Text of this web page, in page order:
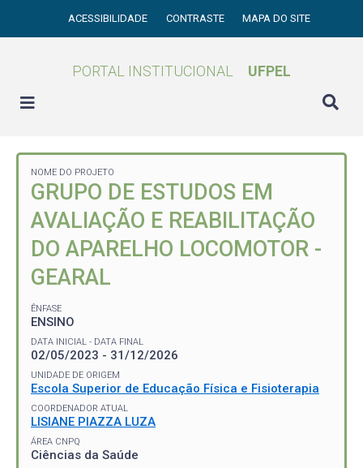
ACESSIBILIDADE CONTRASTE MAPA DO SITE
PORTAL INSTITUCIONAL UFPEL
NOME DO PROJETO
GRUPO DE ESTUDOS EM
AVALIAÇÃO E REABILITAÇÃO
DO APARELHO LOCOMOTOR -
GEARAL
ÊNFASE
ENSINO
DATA INICIAL - DATA FINAL
02/05/2023 - 31/12/2026
UNIDADE DE ORIGEM
Escola Superior de Educação Física e Fisioterapia
COORDENADOR ATUAL
LISIANE PIAZZA LUZA
ÁREA CNPQ
Ciências da Saúde